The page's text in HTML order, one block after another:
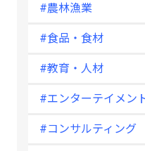
#農林漁業
#食品・食材
#教育・人材
#エンターテイメン
#コンサルティング